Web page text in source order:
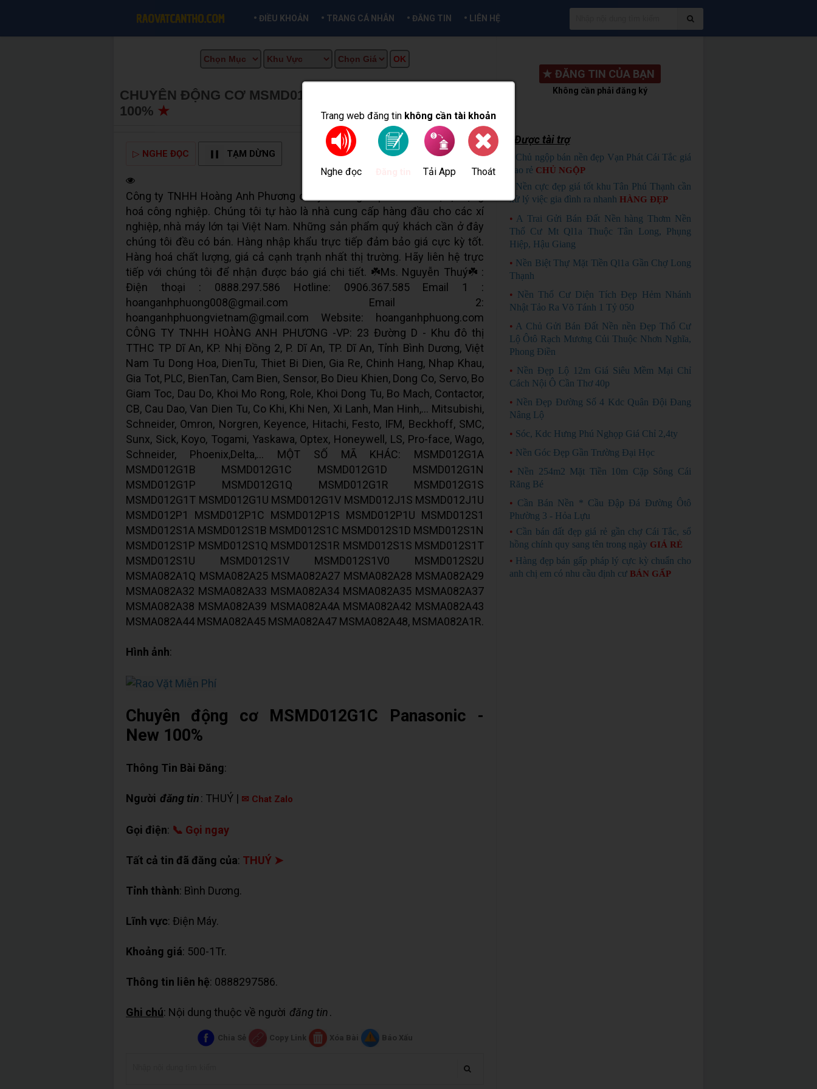
Trang web đăng tin không cần tài khoản
Nghe đọc Tải App Thoát
• ĐIỀU KHOẢN • TRANG CÁ NHÂN • ĐĂNG TIN • LIÊN HỆ
CHUYÊN ĐỘNG CƠ MSMD012G1C PANASONIC - NEW
100% ★ MUA BÁN TẠI CẦN THƠ INFO
▷ NGHE ĐỌC TẠM DỪNG
Công ty TNHH Hoàng Anh Phương chuyên cung cấp các thiết bị tự động
hoá công nghiệp. Chúng tôi tự hào là nhà cung cấp hàng đầu cho các xí
nghiệp, nhà máy lớn tại Việt Nam. Những sản phẩm quý khách cần ở đây
chúng tôi đều có bán. Hàng nhập khẩu trực tiếp đảm bảo giá cực kỳ tốt.
Hàng hoá chất lượng, giá cả cạnh trạnh nhất thị trường. Hãy liên hệ trực
tiếp với chúng tôi để nhận được báo giá chi tiết. ☘️Ms. Nguyễn Thuý☘️ :
Điện thoại : 0888.297.586 Hotline: 0906.367.585 Email 1 :
hoanganhphuong008@gmail.com Email 2:
hoanganhphuongvietnam@gmail.com Website: hoanganhphuong.com
CÔNG TY TNHH HOÀNG ANH PHƯƠNG -VP: 23 Đường D - Khu đô thị
TTHC TP Dĩ An, KP. Nhị Đồng 2, P. Dĩ An, TP. Dĩ An, Tỉnh Bình Dương, Việt
Nam Tu Dong Hoa, DienTu, Thiet Bi Dien, Gia Re, Chinh Hang, Nhap Khau,
Gia Tot, PLC, BienTan, Cam Bien, Sensor, Bo Dieu Khien, Dong Co, Servo, Bo
Giam Toc, Dau Do, Khoi Mo Rong, Role, Khoi Dong Tu, Bo Mach, Contactor,
CB, Cau Dao, Van Dien Tu, Co Khi, Khi Nen, Xi Lanh, Man Hinh,... Mitsubishi,
Schneider, Omron, Norgren, Keyence, Hitachi, Festo, IFM, Beckhoff, SMC,
Sunx, Sick, Koyo, Togami, Yaskawa, Optex, Honeywell, LS, Pro-face, Wago,
Schneider, Phoenix,Delta,... MỘT SỐ MÃ KHÁC: MSMD012G1A
MSMD012G1B MSMD012G1C MSMD012G1D MSMD012G1N
MSMD012G1P MSMD012G1Q MSMD012G1R MSMD012G1S
MSMD012G1T MSMD012G1U MSMD012G1V MSMD012J1S MSMD012J1U
MSMD012P1 MSMD012P1C MSMD012P1S MSMD012P1U MSMD012S1
MSMD012S1A MSMD012S1B MSMD012S1C MSMD012S1D MSMD012S1N
MSMD012S1P MSMD012S1Q MSMD012S1R MSMD012S1S MSMD012S1T
MSMD012S1U MSMD012S1V MSMD012S1V0 MSMD012S2U
MSMA082A1Q MSMA082A25 MSMA082A27 MSMA082A28 MSMA082A29
MSMA082A32 MSMA082A33 MSMA082A34 MSMA082A35 MSMA082A37
MSMA082A38 MSMA082A39 MSMA082A4A MSMA082A42 MSMA082A43
MSMA082A44 MSMA082A45 MSMA082A47 MSMA082A48, MSMA082A1R.
Hình ảnh:
Chuyên động cơ MSMD012G1C Panasonic -
New 100%
Thông Tin Bài Đăng:
Người đăng tin: THUÝ | ✉ Chat Zalo
Gọi điện: 📞 Gọi ngay
Tất cả tin đã đăng của: THUÝ ➤
Tỉnh thành: Bình Dương.
Lĩnh vực: Điện Máy.
Khoảng giá: 500-1Tr.
Thông tin liên hệ: 0888297586.
Ghi chú: Nội dung thuộc về người đăng tin.
Chia Sẻ Copy Link Xóa Bài Báo Xấu
★ ĐĂNG TIN CỦA BẠN
Không cần phải đăng ký
Được tài trợ
Chủ ngộp bán nền đẹp Vạn Phát Cái Tắc giá
bao rẻ CHỦ NGỘP
Nền cực đẹp giá tốt khu Tân Phú Thạnh cần
xử lý việc gia đình ra nhanh HÀNG ĐẸP
• A Trai Gửi Bán Đất Nền hàng Thơm Nền
Thổ Cư Mt Ql1a Thuộc Tân Long, Phụng
Hiệp, Hậu Giang
• Nền Biệt Thự Mặt Tiền Ql1a Gần Chợ Long
Thạnh
• Nền Thổ Cư Diện Tích Đẹp Hẻm Nhánh
Nhật Tảo Ra Võ Tánh 1 Tỷ 050
• A Chủ Gửi Bán Đất Nền nền Đẹp Thổ Cư
Lộ Ôtô Rạch Mương Củi Thuộc Nhơn Nghĩa,
Phong Điền
• Nền Đẹp Lộ 12m Giá Siêu Mềm Mại Chỉ
Cách Nội Ô Cần Thơ 40p
• Nền Đẹp Đường Số 4 Kdc Quân Đội Đang
Nâng Lộ
• Sóc, Kdc Hưng Phú Nghọp Giá Chỉ 2,4ty
• Nền Góc Đẹp Gần Trường Đại Học
• Nền 254m2 Mặt Tiền 10m Cặp Sông Cái
Răng Bé
• Cần Bán Nền * Cầu Đập Đá Đường Ôtô
Phường 3 - Hỏa Lựu
• Cần bán đất đẹp giá rẻ gần chợ Cái Tắc, sổ
hồng chính quy sang tên trong ngày GIÁ RẺ
• Hàng đẹp bán gấp pháp lý cực kỳ chuẩn cho
anh chị em có nhu cầu định cư BÁN GẤP